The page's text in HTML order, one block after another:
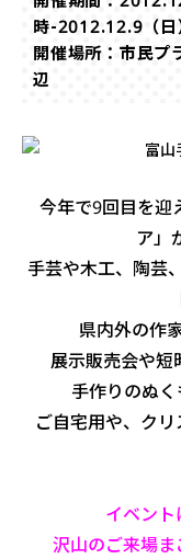
時-2012.12.9（
開催場所：市民プ
辺
今年で9回目を迎
ア」
手芸や木工、陶芸
県内外の作
展示販売会や短
手作りのぬく
ご自宅用や、ク
イベント
沢山のご来場ま